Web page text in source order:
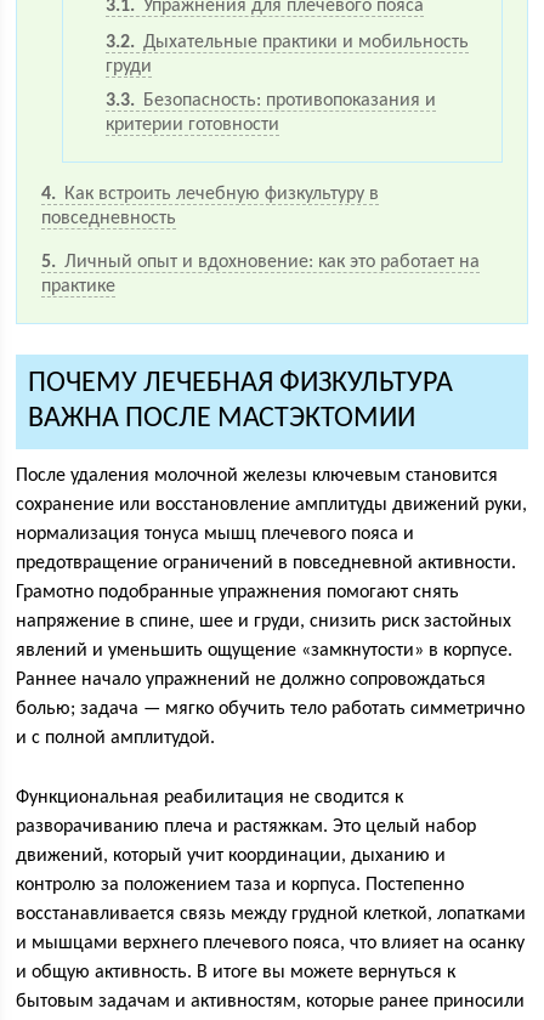
3.1
Упражнения для плечевого пояса
3.2
Дыхательные практики и мобильность
груди
3.3
Безопасность: противопоказания и
критерии готовности
4
Как встроить лечебную физкультуру в
повседневность
5
Личный опыт и вдохновение: как это работает на
практике
ПОЧЕМУ ЛЕЧЕБНАЯ ФИЗКУЛЬТУРА
ВАЖНА ПОСЛЕ МАСТЭКТОМИИ
После удаления молочной железы ключевым становится
сохранение или восстановление амплитуды движений руки,
нормализация тонуса мышц плечевого пояса и
предотвращение ограничений в повседневной активности.
Грамотно подобранные упражнения помогают снять
напряжение в спине, шее и груди, снизить риск застойных
явлений и уменьшить ощущение «замкнутости» в корпусе.
Раннее начало упражнений не должно сопровождаться
болью; задача — мягко обучить тело работать симметрично
и с полной амплитудой.
Функциональная реабилитация не сводится к
разворачиванию плеча и растяжкам. Это целый набор
движений, который учит координации, дыханию и
контролю за положением таза и корпуса. Постепенно
восстанавливается связь между грудной клеткой, лопатками
и мышцами верхнего плечевого пояса, что влияет на осанку
и общую активность. В итоге вы можете вернуться к
бытовым задачам и активностям, которые ранее приносили